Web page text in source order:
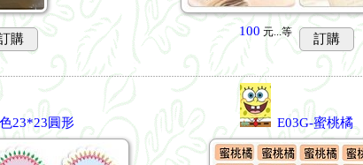
購
100 元...等 訂購
23*23圓形 E03G-蜜桃橘